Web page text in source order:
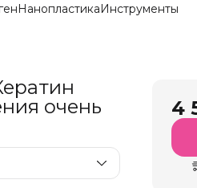
НанопластикаИнструменты
очень
4